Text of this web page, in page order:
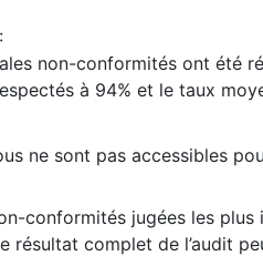
non-conformités ont été
à 94% et le taux
ne sont pas accessibles
conformités jugées les
résultat complet de l’audit